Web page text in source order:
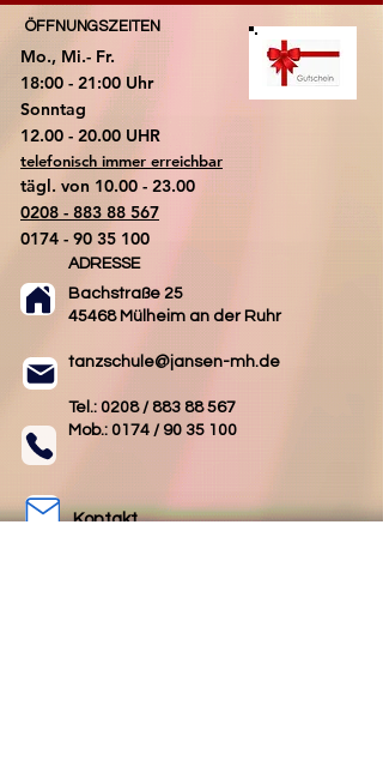
ÖFFNUNGSZEITEN
Mo., Mi.- Fr.
18:00 - 21:00 Uhr
​Sonntag
​12.00 - 20.00 UHR
telefonisch immer erreichbar
tägl. von 10.00 - 23.00
0208 - 883 88 567
0174 - 90 35 100
ADRESSE
Bachstraße 25
45468 Mülheim an der Ruhr
tanzschule@jansen-mh.de
Tel.: 0208 / 883 88 567
Mob.: 0174 / 90 35 100
Kontakt